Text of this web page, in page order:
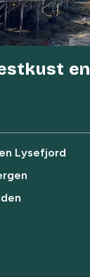
en
Lysefjord